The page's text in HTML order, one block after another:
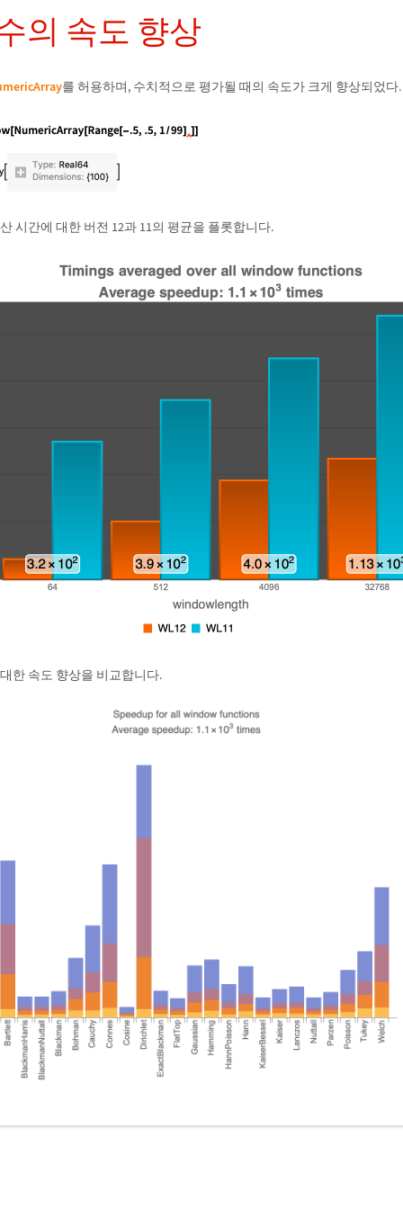
의 속도 향상
를 허용하며, 수치적으로 평가될 때의 속도가 크게 향상되었다.
시간에 대한 버전 12과 11의 평균을 플롯합니다.
한 속도 향상을 비교합니다.